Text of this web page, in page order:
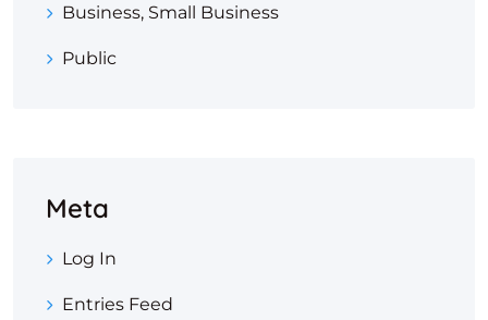
Business, Small Business
Public
Meta
Log In
Entries Feed